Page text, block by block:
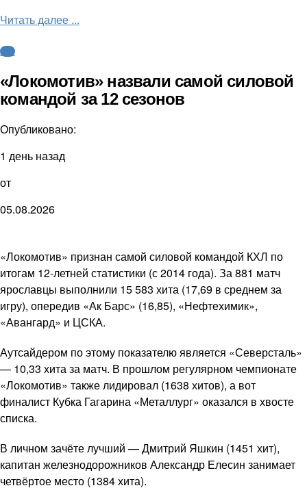
Читать далее ...
КХЛ
«Локомотив» назвали самой силовой
командой за 12 сезонов
Опубликовано:
1 день назад
от
05.08.2026
«Локомотив» признан самой силовой командой КХЛ по
итогам 12-летней статистики (с 2014 года). За 881 матч
ярославцы выполнили 15 583 хита (17,69 в среднем за
игру), опередив «Ак Барс» (16,85), «Нефтехимик»,
«Авангард» и ЦСКА.
Аутсайдером по этому показателю является «Северсталь»
— 10,33 хита за матч. В прошлом регулярном чемпионате
«Локомотив» также лидировал (1638 хитов), а вот
финалист Кубка Гагарина «Металлург» оказался в хвосте
списка.
В личном зачёте лучший — Дмитрий Яшкин (1451 хит),
капитан железнодорожников Александр Елесин занимает
четвёртое место (1384 хита).